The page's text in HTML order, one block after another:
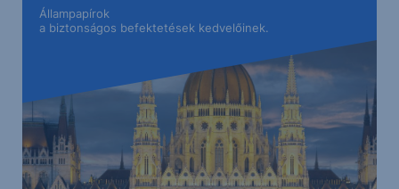
Állampapírok
a biztonságos befektetések kedvelőinek.